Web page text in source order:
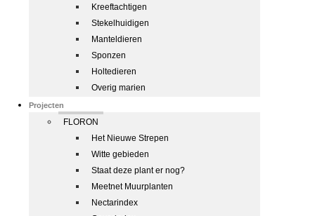
Kreeftachtigen
Stekelhuidigen
Manteldieren
Sponzen
Holtedieren
Overig marien
Projecten
FLORON
Het Nieuwe Strepen
Witte gebieden
Staat deze plant er nog?
Meetnet Muurplanten
Nectarindex